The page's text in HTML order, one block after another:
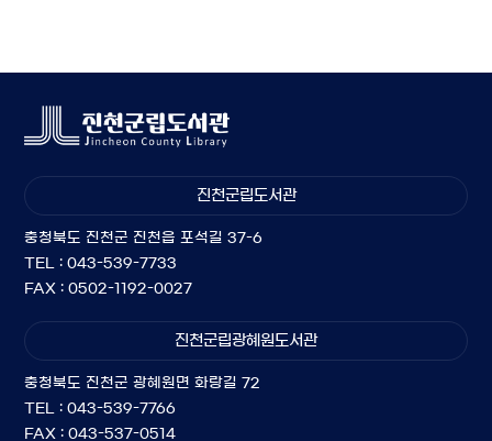
진천군립도서관
충청북도 진천군 진천읍 포석길 37-6
TEL : 043-539-7733
FAX : 0502-1192-0027
진천군립광혜원도서관
충청북도 진천군 광혜원면 화랑길 72
TEL : 043-539-7766
FAX : 043-537-0514